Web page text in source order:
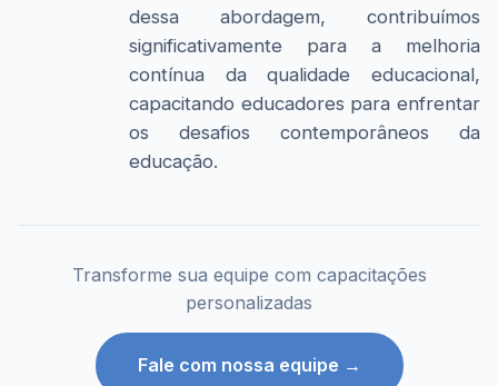
dessa abordagem, contribuímos
significativamente para a melhoria
contínua da qualidade educacional,
capacitando educadores para enfrentar
os desafios contemporâneos da
educação.
Transforme sua equipe com capacitações
personalizadas
Fale com nossa equipe →